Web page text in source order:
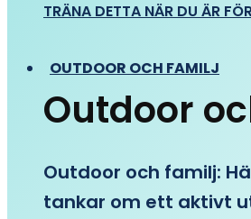
TRÄNA DETTA NÄR DU ÄR
OUTDOOR OCH FAMILJ
Outdoor
Outdoor och familj:
tankar om ett aktivt